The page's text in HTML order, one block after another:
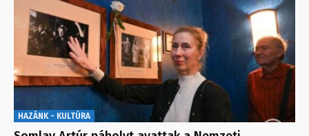
HAZÁNK - KULTÚRA